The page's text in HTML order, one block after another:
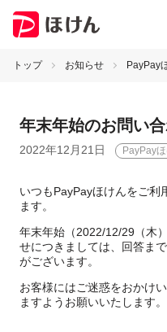
トップ お知らせ PayPay
年末年始のお問い
2022年12月21日 PayPay
いつもPayPayほけんをご利
ます。
年末年始（2022/12/29（木
せにつきましては、回答ま
がございます。
お客様にはご迷惑をおかけ
ますようお願いいたします。